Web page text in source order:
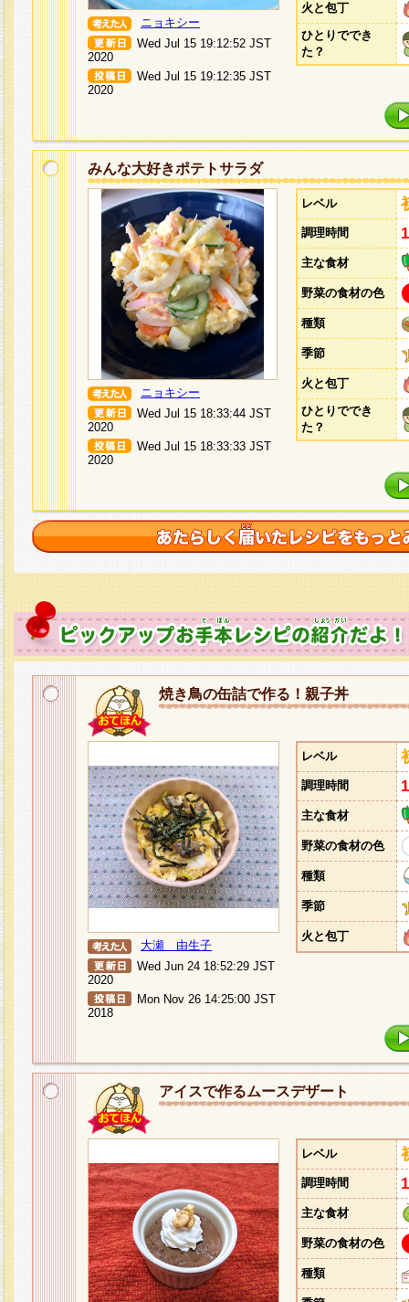
ニョキシー
Wed Jul 15 19:12:52 JST
2020
Wed Jul 15 19:12:35 JST
2020
火と包丁
ひとりででき
た？
みんな大好きポテトサラダ
ニョキシー
Wed Jul 15 18:33:44 JST
2020
Wed Jul 15 18:33:33 JST
2020
レベル
調理時間
主な食材
野菜の食材の色
種類
季節
火と包丁
ひとりででき
た？
焼き鳥の缶詰で作る！親子丼
大瀬 由生子
Wed Jun 24 18:52:29 JST
2020
Mon Nov 26 14:25:00 JST
2018
レベル
調理時間
主な食材
野菜の食材の色
種類
季節
火と包丁
アイスで作るムースデザート
レベル
調理時間
主な食材
野菜の食材の色
種類